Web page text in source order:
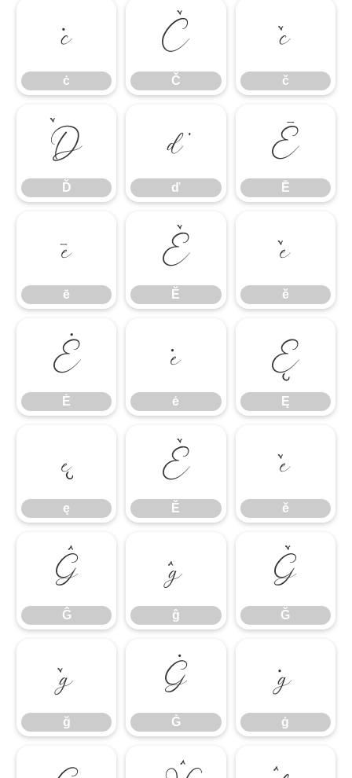
ċ
ċ
Č
Č
č
č
Ď
Ď
ď
ď
Ē
Ē
ē
ē
Ĕ
Ĕ
ĕ
ĕ
Ė
Ė
ė
ė
Ę
Ę
ę
ę
Ě
Ě
ě
ě
Ĝ
Ĝ
ĝ
ĝ
Ğ
Ğ
ğ
ğ
Ġ
Ġ
ġ
ġ